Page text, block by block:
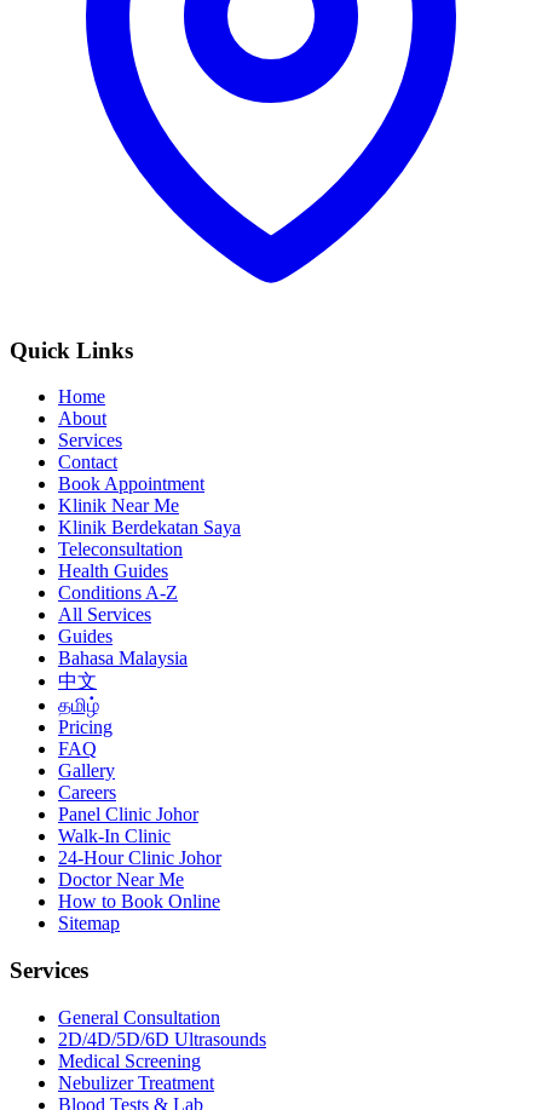
Quick Links
Home
About
Services
Contact
Book Appointment
Klinik Near Me
Klinik Berdekatan Saya
Teleconsultation
Health Guides
Conditions A-Z
All Services
Guides
Bahasa Malaysia
中文
தமிழ்
Pricing
FAQ
Gallery
Careers
Panel Clinic Johor
Walk-In Clinic
24-Hour Clinic Johor
Doctor Near Me
How to Book Online
Sitemap
Services
General Consultation
2D/4D/5D/6D Ultrasounds
Medical Screening
Nebulizer Treatment
Blood Tests & Lab